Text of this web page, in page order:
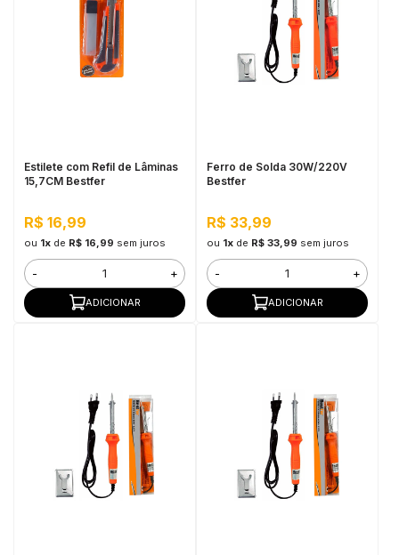
Estilete com Refil de Lâminas
15,7CM Bestfer
R$ 16,99
ou 1xde R$ 16,99 sem juros
- +
ADICIONAR
Ferro de Solda 30W/220V
Bestfer
R$ 33,99
ou 1xde R$ 33,99 sem juros
- +
ADICIONAR